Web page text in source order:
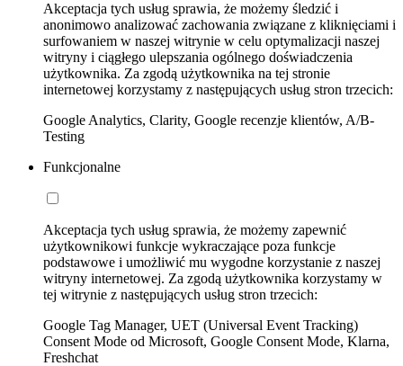
Akceptacja tych usług sprawia, że możemy śledzić i
anonimowo analizować zachowania związane z kliknięciami i
surfowaniem w naszej witrynie w celu optymalizacji naszej
witryny i ciągłego ulepszania ogólnego doświadczenia
użytkownika. Za zgodą użytkownika na tej stronie
internetowej korzystamy z następujących usług stron trzecich:
Google Analytics, Clarity, Google recenzje klientów, A/B-
Testing
Funkcjonalne
Akceptacja tych usług sprawia, że możemy zapewnić
użytkownikowi funkcje wykraczające poza funkcje
podstawowe i umożliwić mu wygodne korzystanie z naszej
witryny internetowej. Za zgodą użytkownika korzystamy w
tej witrynie z następujących usług stron trzecich:
Google Tag Manager, UET (Universal Event Tracking)
Consent Mode od Microsoft, Google Consent Mode, Klarna,
Freshchat